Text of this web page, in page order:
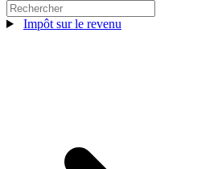
Impôt sur le revenu